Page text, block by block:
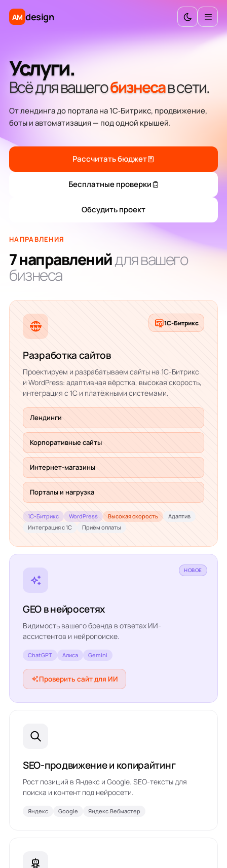
AM design
Калькулятор бюджета
Инструменты
Услуги.
Всё для вашегобизнесав сети.
От лендинга до портала на1С‑Битрикс, продвижение,
боты и автоматизация — под одной крышей.
Рассчитать бюджет
Бесплатные проверки
Обсудить проект
НАПРАВЛЕНИЯ
7 направленийдля вашего
бизнеса
1С-Битрикс
Разработка сайтов
Проектируем и разрабатываем сайты на 1С-Битрикс
и WordPress: адаптивная вёрстка, высокая скорость,
интеграция с 1С и платёжными системами.
Лендинги
Корпоративные сайты
Интернет-магазины
Порталы и нагрузка
1С-Битрикс WordPress Высокая скорость
Адаптив
Интеграция с 1С
Приём оплаты
НОВОЕ
GEO в нейросетях
Видимость вашего бренда в ответах ИИ-
ассистентов и нейропоиске.
ChatGPT Алиса Gemini
Проверить сайт для ИИ
SEO-продвижение и копирайтинг
Рост позиций в Яндекс и Google. SEO-тексты для
поиска и контент под нейросети.
Яндекс Google Яндекс.Вебмастер